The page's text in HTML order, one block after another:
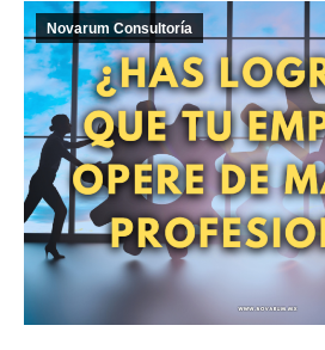
Novarum Consultoría